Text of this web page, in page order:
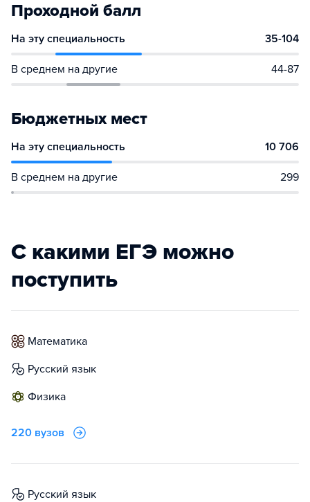
Проходной балл
На эту специальность 35-104
В среднем на другие 44-87
Бюджетных мест
На эту специальность 10 706
В среднем на другие 299
С какими ЕГЭ можно
поступить
математика
русский язык
физика
220 вузов
русский язык